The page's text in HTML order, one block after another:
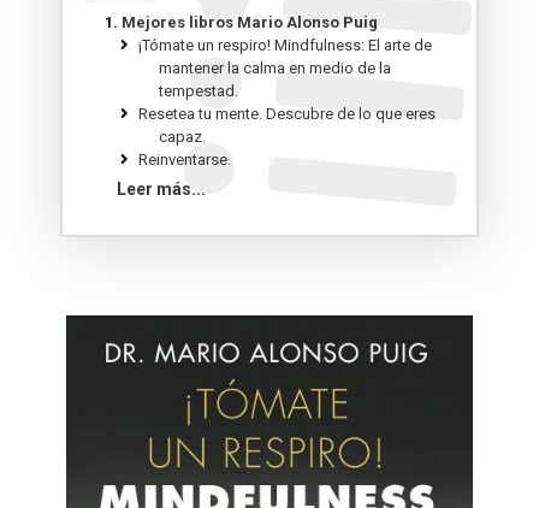
Mejores libros Mario Alonso Puig
¡Tómate un respiro! Mindfulness: El arte de
mantener la calma en medio de la
tempestad.
Resetea tu mente. Descubre de lo que eres
capaz.
Reinventarse.
El cociente agallas: Sé valiente, cambia tu
del tiempo: ¿Para qué has venido a este
mundo?.
Tus tres superpoderes para lograr una vida
más sana, próspera y feliz.
Madera de líder.
Ahora yo.
Leer más...